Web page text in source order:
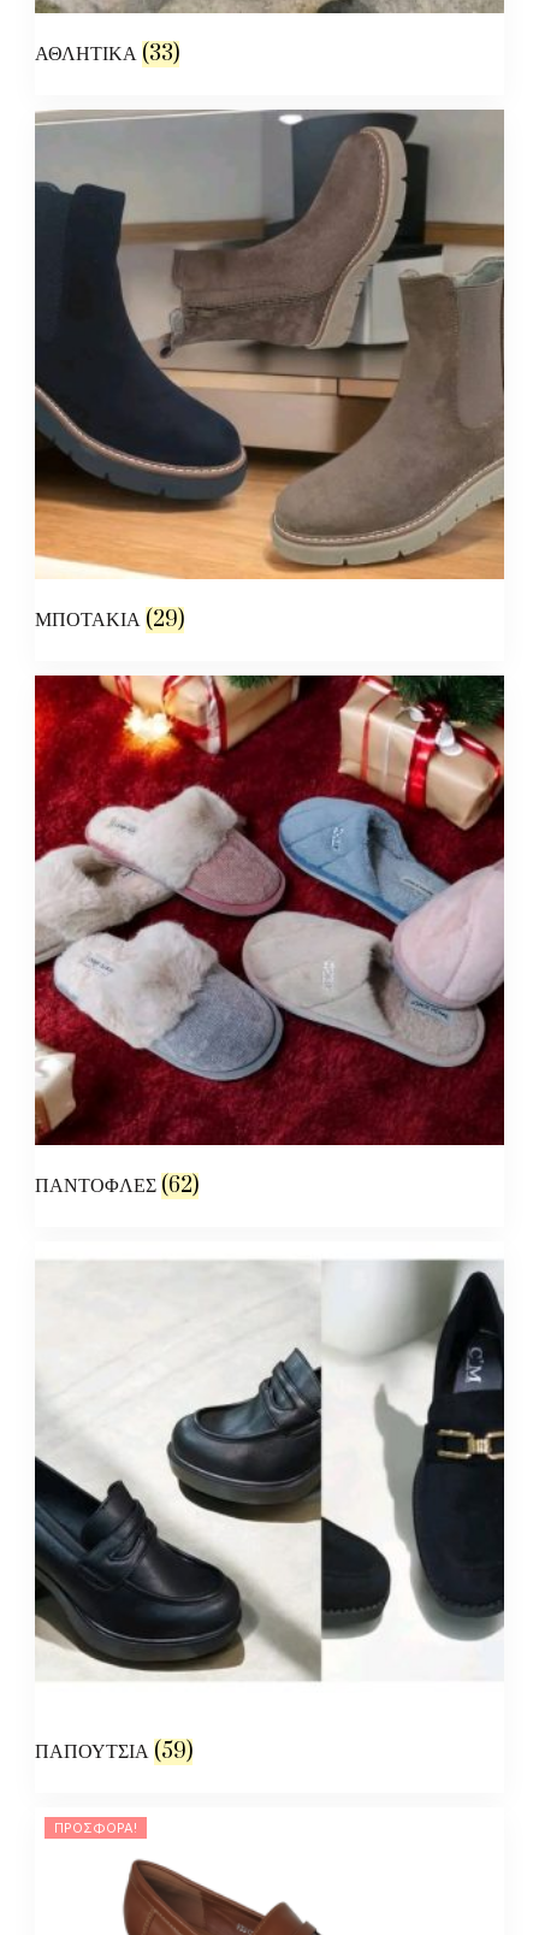
ΑΘΛΗΤΙΚΑ (33)
ΜΠΟΤΑΚΙΑ (29)
ΠΑΝΤΟΦΛΕΣ (62)
ΠΑΠΟΥΤΣΙΑ (59)
ΠΡΟΣΦΟΡΆ!